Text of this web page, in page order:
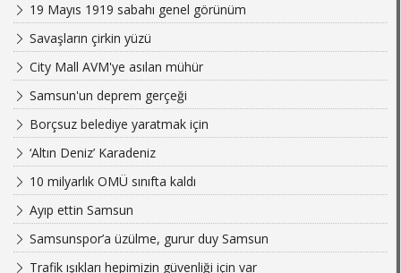
19 Mayıs 1919 sabahı genel görünüm
Savaşların çirkin yüzü
City Mall AVM'ye asılan mühür
Samsun'un deprem gerçeği
Borçsuz belediye yaratmak için
‘Altın Deniz’ Karadeniz
10 milyarlık OMÜ sınıfta kaldı
Ayıp ettin Samsun
Samsunspor’a üzülme, gurur duy Samsun
Trafik ışıkları hepimizin güvenliği için var